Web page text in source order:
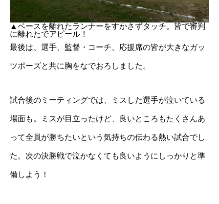
▲ベースを離れたランナーをすかさずタッチ。皆で審判
に離れたでアピール！
最後は、選手、監督・コーチ、応援席の皆が大きなガッ
ツポーズと共に胸をなでおろしました。
試合後のミーティングでは、ミスした選手が泣いている
場面も。ミスが目立ったけど、良いところもたくさんあ
って全員が勝ちたいという気持ちの伝わる熱い試合でし
た。次の決勝戦で泣かなくても良いようにしっかりと準
備しよう！